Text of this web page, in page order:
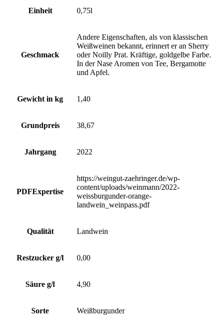
Einheit 0,75l
Geschmack
Andere Eigenschaften, als von klassischen
Weißweinen bekannt, erinnert er an Sherry
oder Noilly Prat. Kräftige, goldgelbe Farbe.
In der Nase Aromen von Tee, Bergamotte
und Apfel.
Gewicht in kg 1,40
Grundpreis 38,67
Jahrgang 2022
PDFExpertise
https://weingut-zaehringer.de/wp-
content/uploads/weinmann/2022-
weissburgunder-orange-
landwein_weinpass.pdf
Qualität Landwein
Restzucker g/l 0,00
Säure g/l 4,90
Sorte Weißburgunder